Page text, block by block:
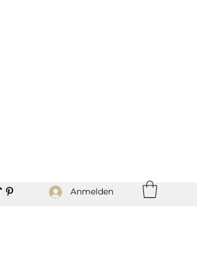
Anmelden